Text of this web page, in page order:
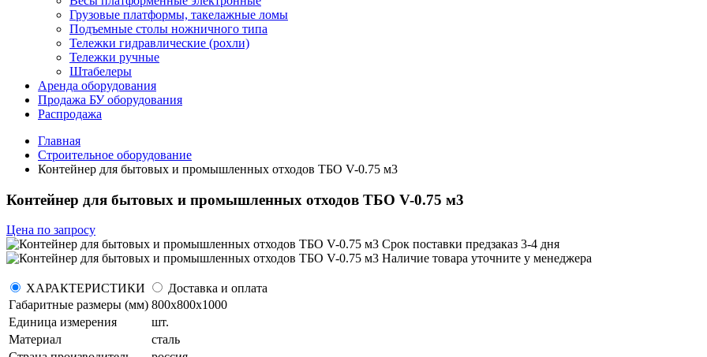
Грузовые платформы, такелажные ломы
Подъемные столы ножничного типа
Тележки гидравлические (рохли)
Тележки ручные
Штабелеры
Аренда оборудования
Продажа БУ оборудования
Распродажа
Главная
Строительное оборудование
Контейнер для бытовых и промышленных отходов ТБО V-0.75 м3
Контейнер для бытовых и промышленных отходов ТБО V-0.75 м3
Цена по запросу
Срок поставки предзаказ 3-4 дня
Наличие товара уточните у менеджера
ХАРАКТЕРИСТИКИ
Доставка и оплата
Габаритные размеры (мм) 800х800х1000
Единица измерения
шт.
Материал
сталь